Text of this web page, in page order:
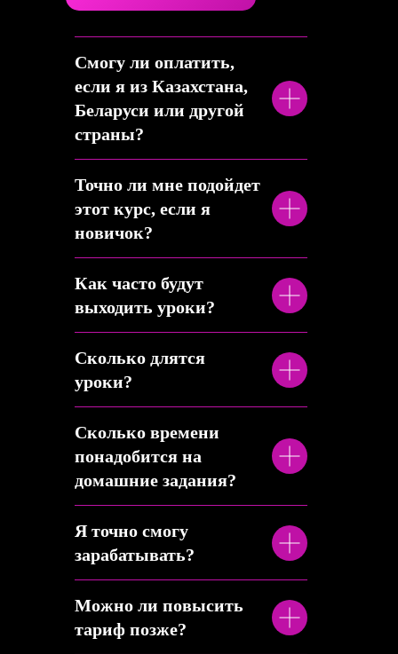
Смогу ли оплатить,
если я из Казахстана,
Беларуси или другой
страны?
Точно ли мне подойдет
этот курс, если я
новичок?
Как часто будут
выходить уроки?
Сколько длятся
уроки?
Сколько времени
понадобится на
домашние задания?
Я точно смогу
зарабатывать?
Можно ли повысить
тариф позже?